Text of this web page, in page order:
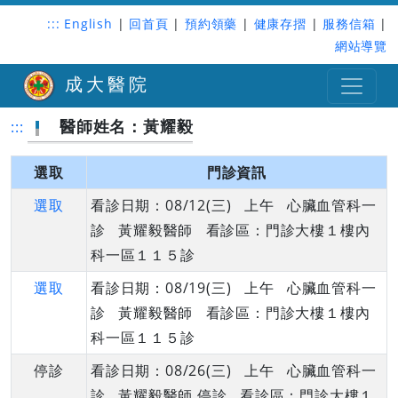
::: English | 回首頁 | 預約領藥 | 健康存摺 | 服務信箱 |
網站導覽
成大醫院
::: 醫師姓名：黃耀毅
選取
門診資訊
選取
看診日期：08/12(三) 上午 心臟血管科一
診 黃耀毅醫師 看診區：門診大樓１樓內
科一區１１５診
選取
看診日期：08/19(三) 上午 心臟血管科一
診 黃耀毅醫師 看診區：門診大樓１樓內
科一區１１５診
停診
看診日期：08/26(三) 上午 心臟血管科一